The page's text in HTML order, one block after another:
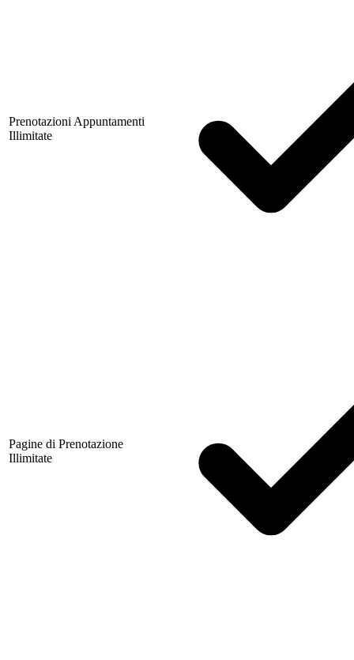
Prenotazioni Appuntamenti
Illimitate
Pagine di Prenotazione
Illimitate